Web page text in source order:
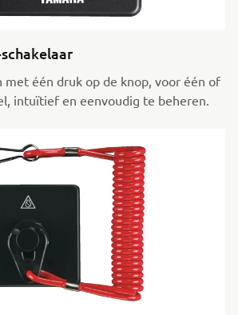
met één druk op de knop, voor één of
intuïtief en eenvoudig te beheren.